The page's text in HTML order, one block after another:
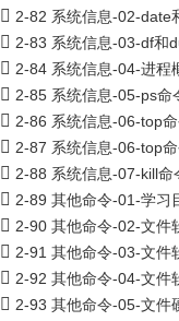
2-82 系统信息-02-date
2-83 系统信息-03-df和
2-84 系统信息-04-进程
2-85 系统信息-05-ps命
2-86 系统信息-06-top
2-87 系统信息-06-top
2-88 系统信息-07-kill命
2-89 其他命令-01-学习
2-90 其他命令-02-文件
2-91 其他命令-03-文件
2-92 其他命令-04-文件
2-93 其他命令-05-文件